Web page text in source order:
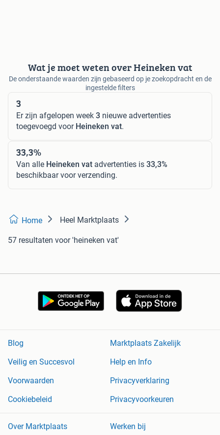
Wat je moet weten over Heineken vat
De onderstaande waarden zijn gebaseerd op je zoekopdracht en de
ingestelde filters
3
Er zijn afgelopen week 3 nieuwe advertenties
toegevoegd voor Heineken vat.
33,3%
Van alle Heineken vat advertenties is 33,3%
beschikbaar voor verzending.
Home Heel Marktplaats
57 resultaten voor 'heineken vat'
Blog
Marktplaats Zakelijk
Veilig en Succesvol
Help en Info
Voorwaarden
Privacyverklaring
Cookiebeleid
Privacyvoorkeuren
Over Marktplaats Werken bij